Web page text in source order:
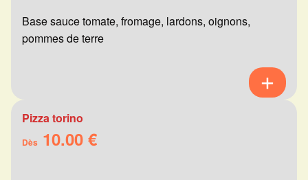
Base sauce tomate, fromage, lardons, oignons,
pommes de terre
Pizza torino
Dès 10.00 €